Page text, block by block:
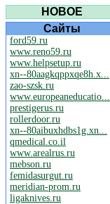
НОВОЕ
Сайты
ford59.ru
www.reno59.ru
www.helpsetup.ru
xn--80aagkqppxqe8h.x...
zao-szsk.ru
www.europeaneducatio...
prestigerus.ru
rollerdoor.ru
xn--80aibuxhdbs1g.xn...
qmedical.co.il
www.arealrus.ru
mebson.ru
femidasurgut.ru
meridian-prom.ru
ligaknives.ru